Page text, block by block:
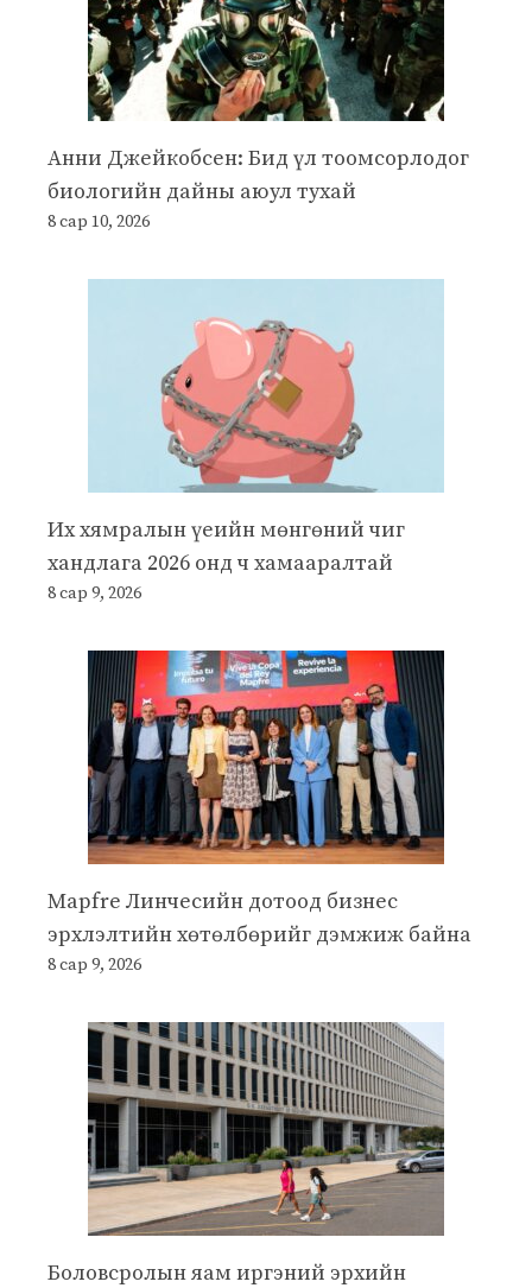
Анни Джейкобсен: Бид үл тоомсорлодог
биологийн дайны аюул тухай
8 сар 10, 2026
Их хямралын үеийн мөнгөний чиг
хандлага 2026 онд ч хамааралтай
8 сар 9, 2026
Mapfre Линчесийн дотоод бизнес
эрхлэлтийн хөтөлбөрийг дэмжиж байна
8 сар 9, 2026
Боловсролын яам иргэний эрхийн